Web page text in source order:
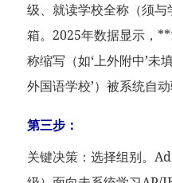
级、就读学校全称（须
箱。2025年数据显示，
称缩写（如‘上外附中’未
外国语学校’）被系统自动
第三步：
关键决策：选择组别。